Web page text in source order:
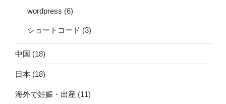
wordpress (6)
ショートコード (3)
中国 (18)
日本 (18)
海外で妊娠・出産 (11)